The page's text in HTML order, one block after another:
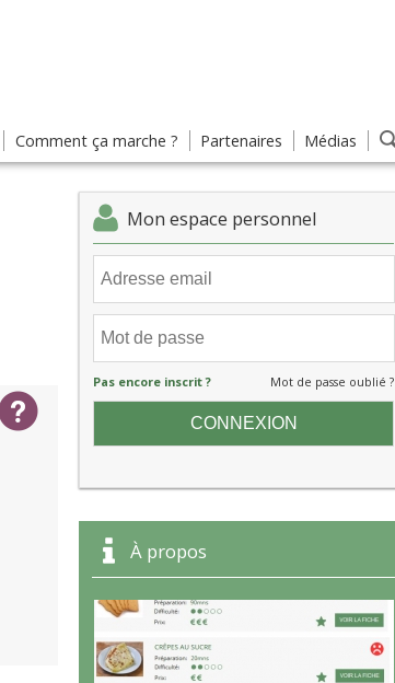
Comment ça marche ? Partenaires Médias
Mon espace personnel
Pas encore inscrit ? Mot de passe oublié ?
À propos